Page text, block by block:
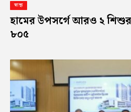
স্বাস্থ্য
হামের উপসর্গে আরও ২ শিশুর
৮০৫